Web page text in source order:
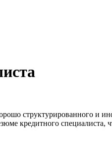
структурированного и
кредитного